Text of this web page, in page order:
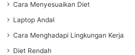
Cara Menyesuaikan Diet
Laptop Andal
Cara Menghadapi Lingkungan Kerja
Diet Rendah